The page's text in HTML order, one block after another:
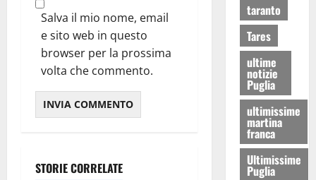
Salva il mio nome, email
e sito web in questo
browser per la prossima
volta che commento.
STORIE CORRELATE
taranto
Tares
ultime
notizie
Puglia
ultimissime
martina
franca
Ultimissime
Puglia